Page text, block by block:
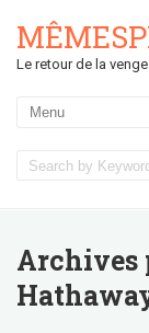
Le retour de la
Archives